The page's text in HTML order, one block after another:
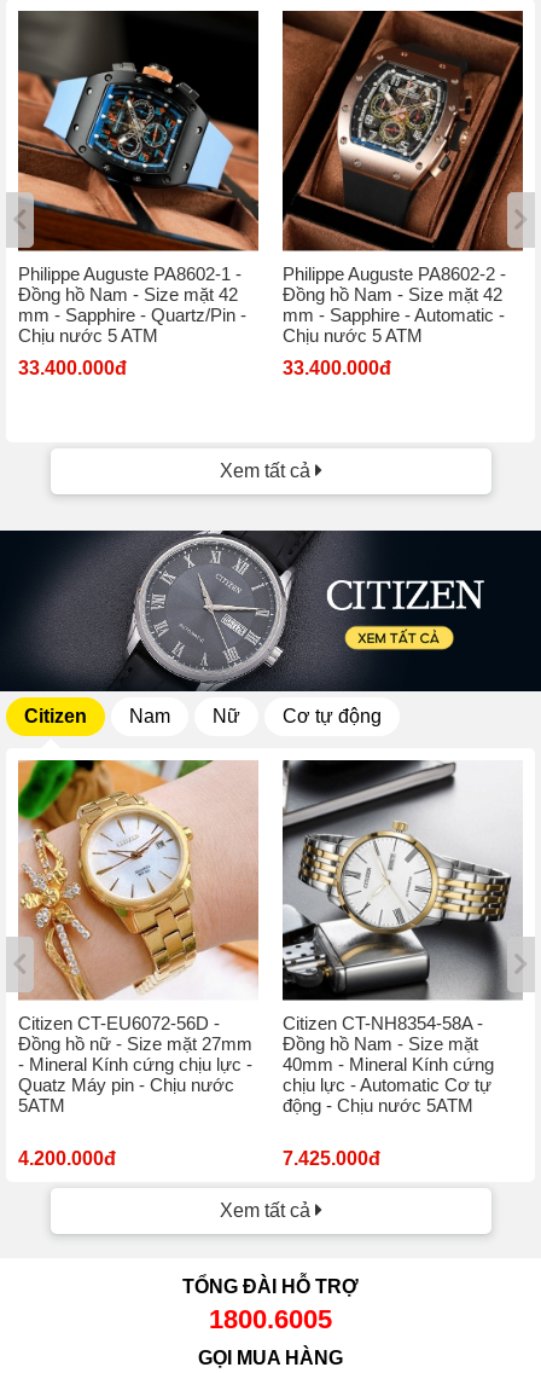
Philippe Auguste PA8602-1 -
Đồng hồ Nam - Size mặt 42
mm - Sapphire - Quartz/Pin -
Chịu nước 5 ATM
33.400.000đ
Philippe Auguste PA8602-2 -
Đồng hồ Nam - Size mặt 42
mm - Sapphire - Automatic -
Chịu nước 5 ATM
33.400.000đ
Xem tất cả
Citizen Nam Nữ Cơ tự động
Citizen CT-EU6072-56D -
Đồng hồ nữ - Size mặt 27mm
- Mineral Kính cứng chịu lực -
Quatz Máy pin - Chịu nước
5ATM
4.200.000đ
Citizen CT-NH8354-58A -
Đồng hồ Nam - Size mặt
40mm - Mineral Kính cứng
chịu lực - Automatic Cơ tự
động - Chịu nước 5ATM
7.425.000đ
Xem tất cả
TỔNG ĐÀI HỖ TRỢ
1800.6005
GỌI MUA HÀNG